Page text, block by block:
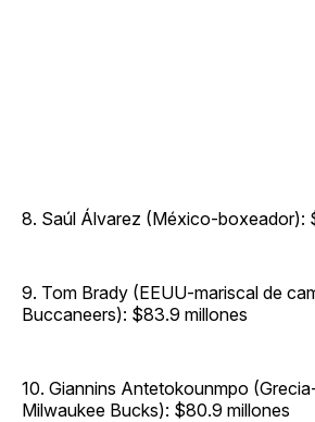
8. Saúl Álvarez (México-boxeador):
9. Tom Brady (EEUU-mariscal de
Buccaneers): $83.9 millones
10. Giannins Antetokounmpo
Milwaukee Bucks): $80.9 millones